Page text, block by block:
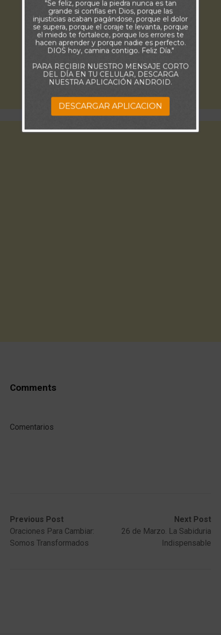
Comments
Comentarios
Post
navigation
Previous Post
Previous
post:Oraciones Para Cambiar:
Somos Transformados
Next Post
Next
post:
26 de Marzo. La Sabiduria
Indispensable
"Se feliz, porque la piedra nunca es tan
grande si confías en Dios, porque las
injusticias acaban pagándose, porque el dolor
se supera, porque el coraje te levanta, porque
el miedo te fortalece, porque los errores te
hacen aprender y porque nadie es perfecto.
DIOS hoy, camina contigo. Feliz Día."
PARA RECIBIR NUESTRO MENSAJE CORTO
DEL DÍA EN TU CELULAR, DESCARGA
NUESTRA APLICACIÓN ANDROID.
DESCARGAR APLICACION